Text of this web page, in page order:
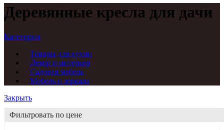
Деревянные кресла для дачи
Категории
Товары для кухни
Декор и интерьер
Садовая мебель
Мебель и зеркала
Закрыть
Фильтровать по цене